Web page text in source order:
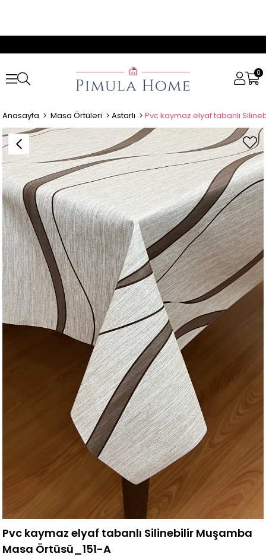
0
Anasayfa Masa Örtüleri Astarlı
Pvc kaymaz elyaf tabanlı Silinebilir Muşamba
Masa Örtüsü_151-A